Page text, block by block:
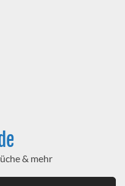
& mehr